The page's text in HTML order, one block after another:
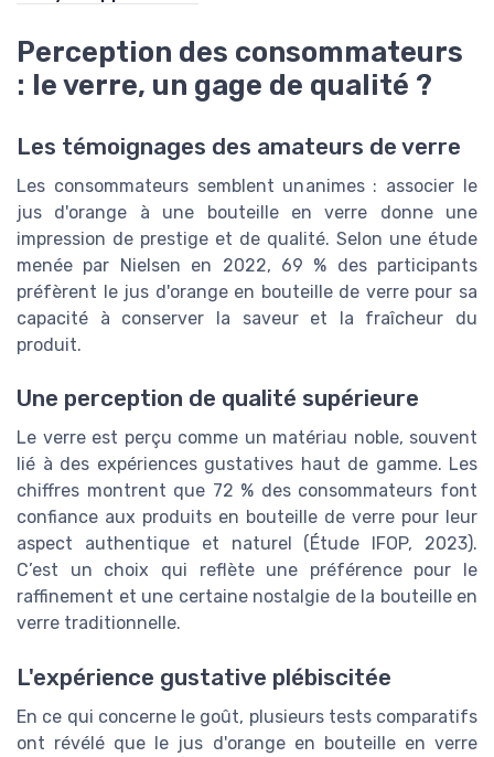
Perception des consommateurs
: le verre, un gage de qualité ?
Les témoignages des amateurs de verre
Les consommateurs semblent unanimes : associer le
jus d'orange à une bouteille en verre donne une
impression de prestige et de qualité. Selon une étude
menée par Nielsen en 2022, 69 % des participants
préfèrent le jus d'orange en bouteille de verre pour sa
capacité à conserver la saveur et la fraîcheur du
produit.
Une perception de qualité supérieure
Le verre est perçu comme un matériau noble, souvent
lié à des expériences gustatives haut de gamme. Les
chiffres montrent que 72 % des consommateurs font
confiance aux produits en bouteille de verre pour leur
aspect authentique et naturel (Étude IFOP, 2023).
C’est un choix qui reflète une préférence pour le
raffinement et une certaine nostalgie de la bouteille en
verre traditionnelle.
L'expérience gustative plébiscitée
En ce qui concerne le goût, plusieurs tests comparatifs
ont révélé que le jus d'orange en bouteille en verre